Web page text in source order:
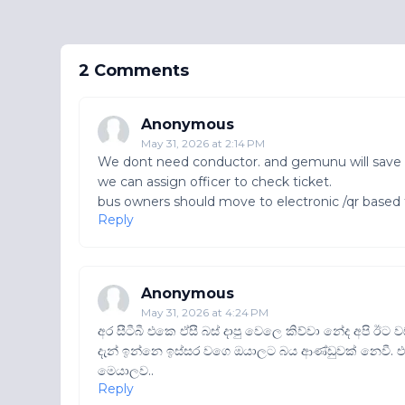
2 Comments
Anonymous
May 31, 2026 at 2:14 PM
We dont need conductor. and gemunu will
we can assign officer to check ticket.
bus owners should move to electronic /qr
Reply
Anonymous
May 31, 2026 at 4:24 PM
අර සීටීබී එකෙ ඒසී බස් දාපු වෙලෙ කිව්වා නේද අපි
දැන් ඉන්නෙ ඉස්සර වගෙ ඔයාලට බය ආණ්ඩුවක් නෙවී.
මෙයාලව..
Reply